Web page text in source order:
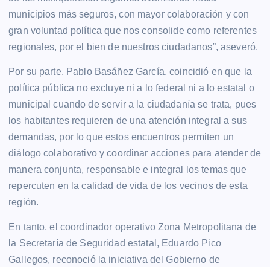
municipios más seguros, con mayor colaboración y con
gran voluntad política que nos consolide como referentes
regionales, por el bien de nuestros ciudadanos”, aseveró.
Por su parte, Pablo Basáñez García, coincidió en que la
política pública no excluye ni a lo federal ni a lo estatal o
municipal cuando de servir a la ciudadanía se trata, pues
los habitantes requieren de una atención integral a sus
demandas, por lo que estos encuentros permiten un
diálogo colaborativo y coordinar acciones para atender de
manera conjunta, responsable e integral los temas que
repercuten en la calidad de vida de los vecinos de esta
región.
En tanto, el coordinador operativo Zona Metropolitana de
la Secretaría de Seguridad estatal, Eduardo Pico
Gallegos, reconoció la iniciativa del Gobierno de